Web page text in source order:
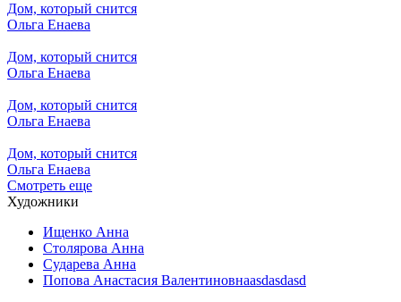
Дом, который снится
Ольга Енаева
Дом, который снится
Ольга Енаева
Дом, который снится
Ольга Енаева
Дом, который снится
Ольга Енаева
Смотреть еще
Художники
Ищенко Анна
Столярова Анна
Сударева Анна
Попова Анастасия Валентиновнаasdasdasd